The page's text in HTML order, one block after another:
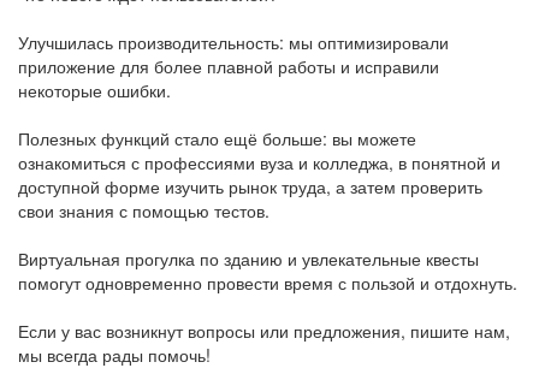
Улучшилась производительность: мы оптимизировали
приложение для более плавной работы и исправили
некоторые ошибки.
Полезных функций стало ещё больше: вы можете
ознакомиться с профессиями вуза и колледжа, в понятной и
доступной форме изучить рынок труда, а затем проверить
свои знания с помощью тестов.
Виртуальная прогулка по зданию и увлекательные квесты
помогут одновременно провести время с пользой и отдохнуть.
Если у вас возникнут вопросы или предложения, пишите нам,
мы всегда рады помочь!